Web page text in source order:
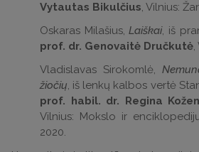
Vytautas Bikulčius, Vilnius:
Oskaras Milašius,Laiškai, iš
prof. dr. Genovaitė Dručkutė,
Vladislavas Sirokomlė,
žiočių, iš lenkų kalbos vertė
prof. habil. dr. Regina
Vilnius: Mokslo ir
2020.